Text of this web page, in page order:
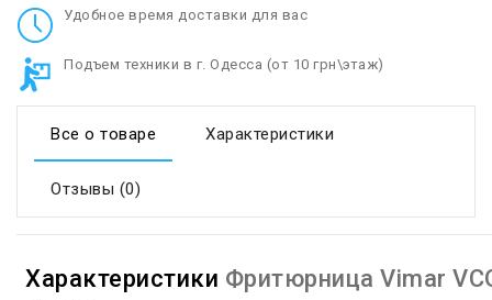
Удобное время доставки для вас
Подъем техники в г. Одесса (от 10 грн\этаж)
Все о товаре Характеристики
Отзывы (0)
Характеристики Фритюрница Vimar